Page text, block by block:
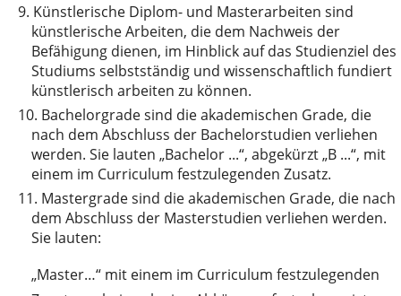
9. Künstlerische Diplom- und Masterarbeiten sind
künstlerische Arbeiten, die dem Nachweis der
Befähigung dienen, im Hinblick auf das Studienziel des
Studiums selbstständig und wissenschaftlich fundiert
künstlerisch arbeiten zu können.
10. Bachelorgrade sind die akademischen Grade, die
nach dem Abschluss der Bachelorstudien verliehen
werden. Sie lauten „Bachelor ...“, abgekürzt „B ...“, mit
einem im Curriculum festzulegenden Zusatz.
11. Mastergrade sind die akademischen Grade, die nach
dem Abschluss der Masterstudien verliehen werden.
Sie lauten:
„Master…“ mit einem im Curriculum festzulegenden